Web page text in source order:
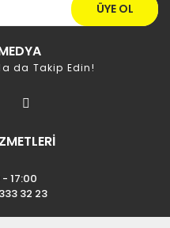
ÜYE OL
da Takip Edin!
17:00
32 23